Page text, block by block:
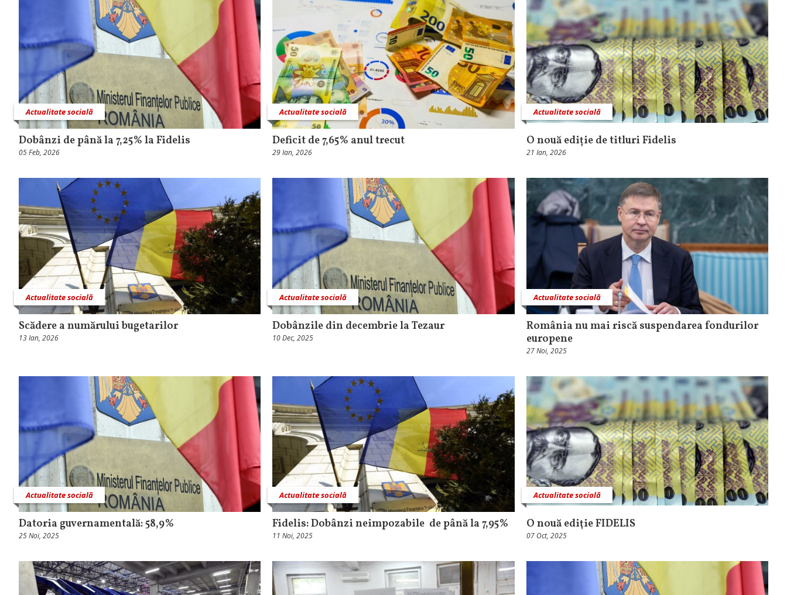
Actualitate socială
Dobânzi de până la 7,25% la Fidelis
05 Feb, 2026
Actualitate socială
Deficit de 7,65% anul trecut
29 Ian, 2026
Actualitate socială
O nouă ediție de titluri Fidelis
21 Ian, 2026
Actualitate socială
Scădere a numărului bugetarilor
13 Ian, 2026
Actualitate socială
Dobânzile din decembrie la Tezaur
10 Dec, 2025
Actualitate socială
România nu mai riscă suspendarea fondurilor
europene
27 Noi, 2025
Actualitate socială
Datoria guvernamentală: 58,9%
25 Noi, 2025
Actualitate socială
Fidelis: Dobânzi neimpozabile de până la 7,95%
11 Noi, 2025
Actualitate socială
O nouă ediţie FIDELIS
07 Oct, 2025